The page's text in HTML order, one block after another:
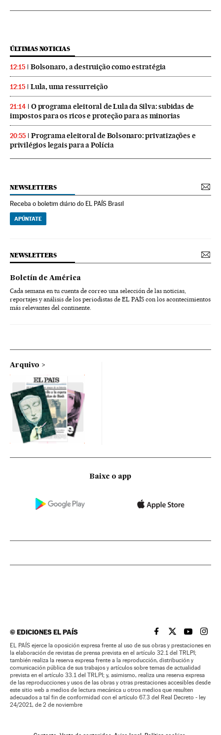
ÚLTIMAS NOTICIAS
12:15 Bolsonaro, a destruição como estratégia
12:15 Lula, uma ressurreição
21:14
O programa eleitoral de Lula da Silva: subidas de
impostos para os ricos e proteção para as minorias
20:55
Programa eleitoral de Bolsonaro: privatizações e
privilégios legais para a Polícia
NEWSLETTERS
Receba o boletim diário do EL PAÍS Brasil
APÚNTATE
NEWSLETTERS
Boletín de América
Cada semana en tu cuenta de correo una selección de las noticias,
reportajes y análisis de los periodistas de EL PAÍS con los acontecimientos
más relevantes del continente.
Arquivo
Baixe o app
©EDICIONES EL PAÍS EL PAÍS BRASIL EN
EL PAÍSEL PAÍS
EL
EL PAÍS ejerce la oposición expresa frente al uso de sus obras y prestaciones en
la elaboración de revistas de prensa prevista en el artículo 32.1 del TRLPI;
también realiza la reserva expresa frente a la reproducción, distribución y
comunicación pública de sus trabajos y artículos sobre temas de actualidad
prevista en el artículo 33.1 del TRLPI; y, asimismo, realiza una reserva expresa
de las reproducciones y usos de las obras y otras prestaciones accesibles desde
este sitio web a medios de lectura mecánica u otros medios que resulten
adecuados a tal fin de conformidad con el artículo 67.3 del Real Decreto - ley
24/2021, de 2 de noviembre